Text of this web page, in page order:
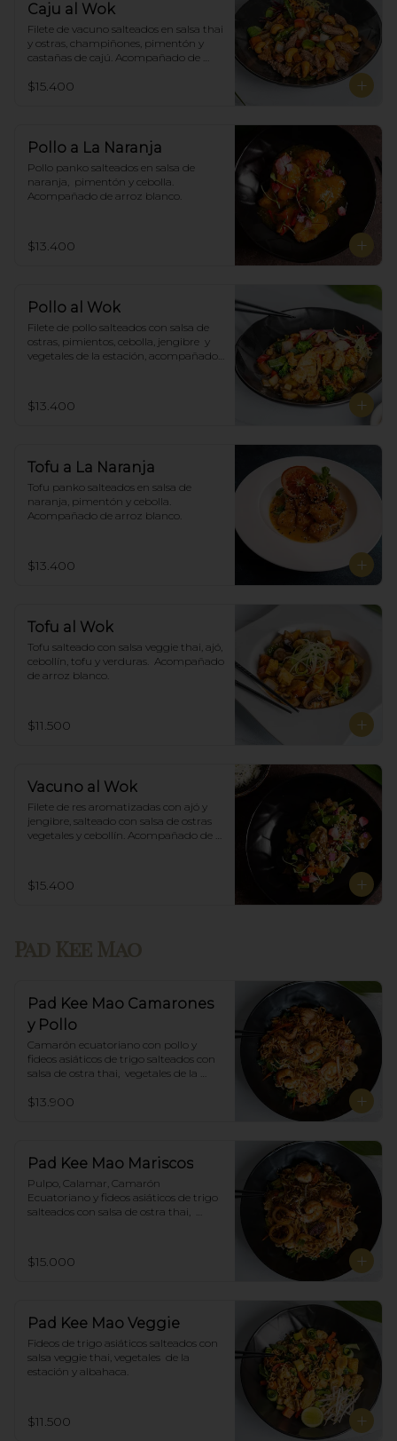
Caju al Wok
Filete de vacuno salteados en salsa thai
y ostras, champiñones, pimentón y
castañas de cajú. Acompañado de
$15.400
Pollo a La Naranja
Pollo panko salteados en salsa de
naranja,  pimentón y cebolla.
Acompañado de arroz blanco.
$13.400
Pollo al Wok
Filete de pollo salteados con salsa de
ostras, pimientos, cebolla, jengibre  y
vegetales de la estación, acompañado
$13.400
Tofu a La Naranja
Tofu panko salteados en salsa de
naranja, pimentón y cebolla.
Acompañado de arroz blanco.
$13.400
Tofu al Wok
Tofu salteado con salsa veggie thai, ajó,
cebollín, tofu y verduras.  Acompañado
de arroz blanco.
$11.500
Vacuno al Wok
Filete de res aromatizadas con ajó y
jengibre, salteado con salsa de ostras
vegetales y cebollín. Acompañado de
$15.400
Pad Kee Mao Camarones
y Pollo
Camarón ecuatoriano con pollo y
fideos asiáticos de trigo salteados con
salsa de ostra thai,  vegetales de la
$13.900
Pad Kee Mao Mariscos
Pulpo, Calamar, Camarón
Ecuatoriano y fideos asiáticos de trigo
salteados con salsa de ostra thai,
$15.000
Pad Kee Mao Veggie
Fideos de trigo asiáticos salteados con
salsa veggie thai, vegetales  de la
estación y albahaca.
$11.500